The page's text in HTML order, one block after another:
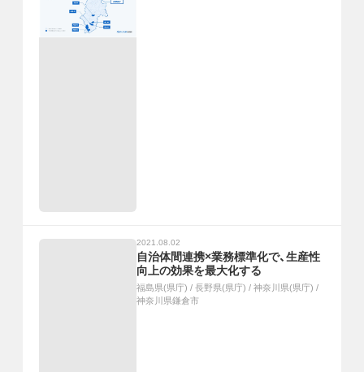
2021.08.02
自治体間連携×業務標準化で、生産性
向上の効果を最大化する
福島県(県庁) / 長野県(県庁) / 神奈川県(県庁) /
神奈川県鎌倉市